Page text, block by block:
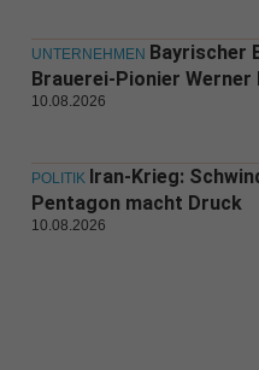
UNTERNEHMEN Bayrischer
Brauerei-Pionier
10.08.2026
POLITIK Iran-Krieg:
Pentagon macht Druck
10.08.2026